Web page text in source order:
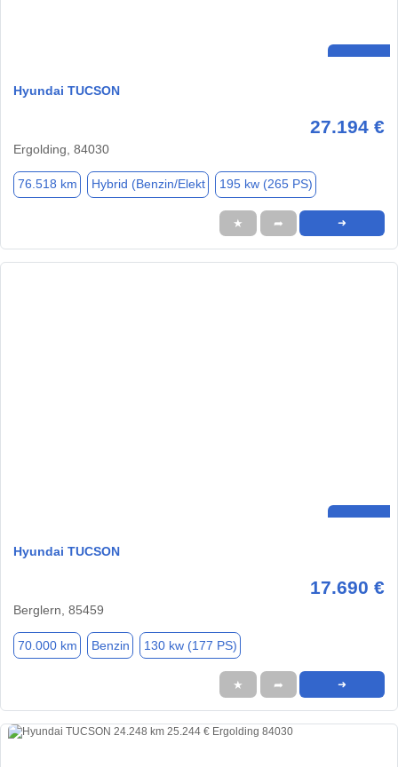
Hyundai TUCSON
27.194 €
Ergolding, 84030
76.518 km Hybrid (Benzin/Elekt 195 kw (265 PS)
★ ➦ ➜
Hyundai TUCSON
17.690 €
Berglern, 85459
70.000 km Benzin 130 kw (177 PS)
★ ➦ ➜